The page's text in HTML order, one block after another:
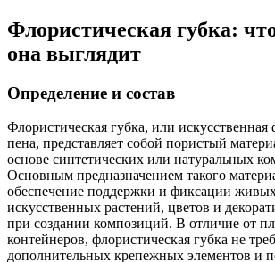
Флористическая губка:
она выглядит
Определение и состав
Флористическая губка, или искусственная
пена, представляет собой пористый
основе синтетических или натуральных
Основным предназначением такого
обеспечение поддержки и фиксации
искусственных растений, цветов и
при создании композиций. В отличие от
контейнеров, флористическая губка не
дополнительных крепежных элементов и